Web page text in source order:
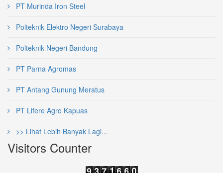
PT Murinda Iron Steel
Polteknik Elektro Negeri Surabaya
Polteknik Negeri Bandung
PT Parna Agromas
PT Antang Gunung Meratus
PT Lifere Agro Kapuas
>> Lihat Lebih Banyak Lagi...
Visitors Counter